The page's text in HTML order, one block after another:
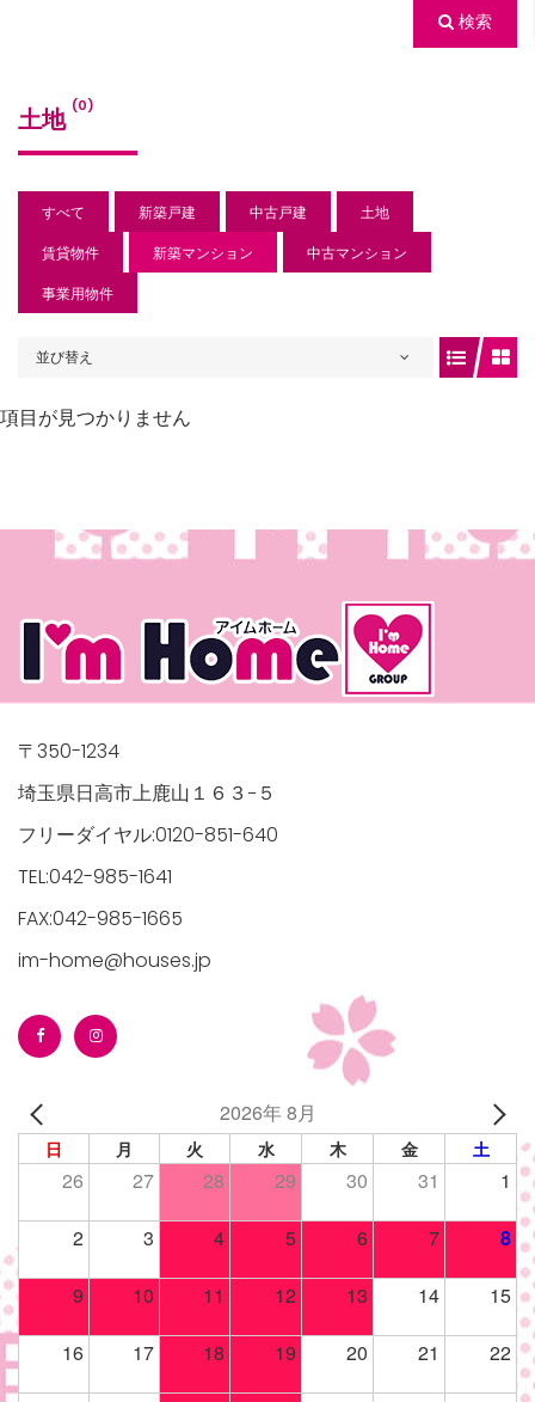
検索
土地 (0)
すべて 新築戸建 中古戸建
土地
賃貸物件
新築マンション
中古マンション
事業用物件
並び替え
項目が見つかりません
top-
top-
manager/wp-
top-
〒350-1234
埼玉県日高市上鹿山１６３−５
フリーダイヤル:0120-851-640
TEL:042-985-1641
FAX:042-985-1665
im-home@houses.jp
2026年 8月
日 月 火 水 木 金 土
26 27 28 29 30 31 1
2 3 4 5 6 7 8
9 10 11 12 13 14 15
16 17 18 19 20 21 22